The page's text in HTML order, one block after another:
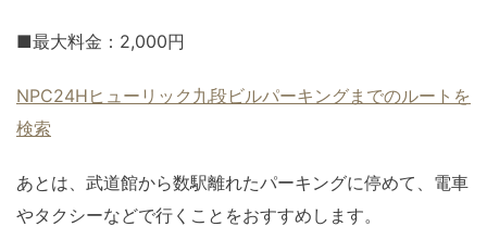
■最大料金：2,000円
NPC24Hヒューリック九段ビルパーキングまでのルートを
検索
あとは、武道館から数駅離れたパーキングに停めて、電車
やタクシーなどで行くことをおすすめします。